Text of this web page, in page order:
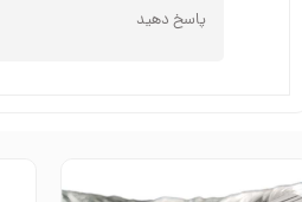
پاسخ دهید